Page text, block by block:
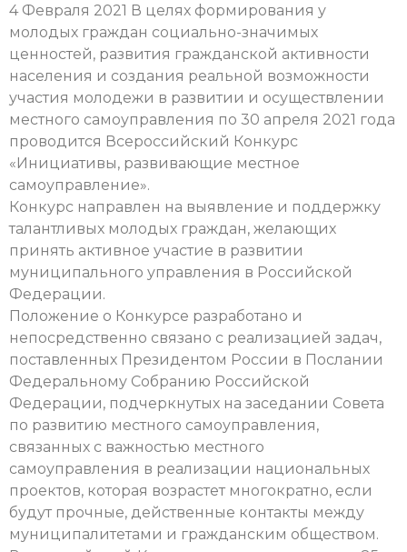
4 Февраля 2021 В целях формирования у
молодых граждан социально-значимых
ценностей, развития гражданской активности
населения и создания реальной возможности
участия молодежи в развитии и осуществлении
местного самоуправления по 30 апреля 2021 года
проводится Всероссийский Конкурс
«Инициативы, развивающие местное
самоуправление».
Конкурс направлен на выявление и поддержку
талантливых молодых граждан, желающих
принять активное участие в развитии
муниципального управления в Российской
Федерации.
Положение о Конкурсе разработано и
непосредственно связано с реализацией задач,
поставленных Президентом России в Послании
Федеральному Собранию Российской
Федерации, подчеркнутых на заседании Совета
по развитию местного самоуправления,
связанных с важностью местного
самоуправления в реализации национальных
проектов, которая возрастет многократно, если
будут прочные, действенные контакты между
муниципалитетами и гражданским обществом.